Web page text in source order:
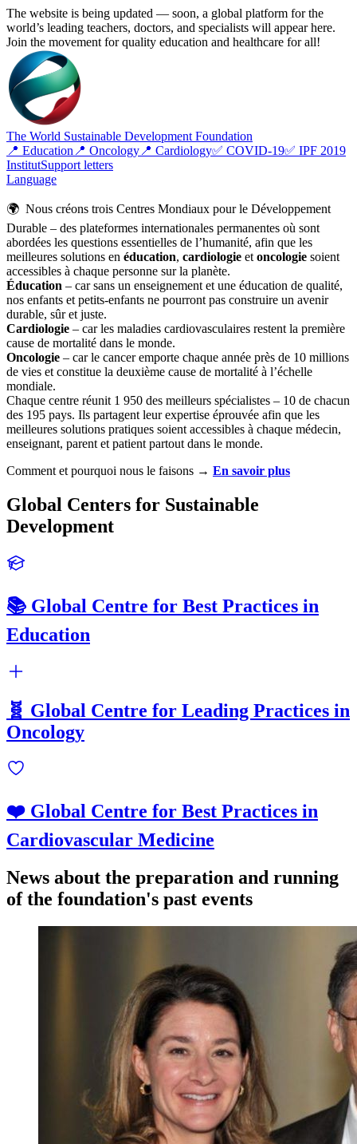
The website is being updated — soon, a global platform for the
world’s leading teachers, doctors, and specialists will appear here.
Join the movement for quality education and healthcare for all!
The World Sustainable Development Foundation
📍 Education 📍 Oncology 📍 Cardiology✅ COVID-19✅ IPF 2019
InstitutSupport letters
Language
🌍 Nous créons trois Centres Mondiaux pour le Développement
Durable – des plateformes internationales permanentes où sont
abordées les questions essentielles de l’humanité, afin que les
meilleures solutions en éducation, cardiologie et oncologie soient
accessibles à chaque personne sur la planète.
Éducation – car sans un enseignement et une éducation de qualité,
nos enfants et petits-enfants ne pourront pas construire un avenir
durable, sûr et juste.
Cardiologie – car les maladies cardiovasculaires restent la première
cause de mortalité dans le monde.
Oncologie – car le cancer emporte chaque année près de 10 millions
de vies et constitue la deuxième cause de mortalité à l’échelle
mondiale.
Chaque centre réunit 1 950 des meilleurs spécialistes – 10 de chacun
des 195 pays. Ils partagent leur expertise éprouvée afin que les
meilleures solutions pratiques soient accessibles à chaque médecin,
enseignant, parent et patient partout dans le monde.
Comment et pourquoi nous le faisons → En savoir plus
Global Centers for Sustainable
Development
📚 Global Centre for Best Practices in
Education
🧬 Global Centre for Leading Practices in
Oncology
❤️ Global Centre for Best Practices in
Cardiovascular Medicine
News about the preparation and running
of the foundation's past events